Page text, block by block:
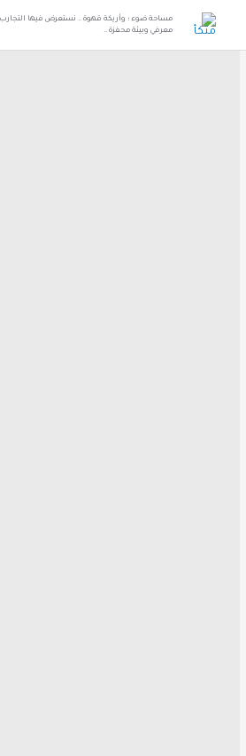
مساحة ضوء ؛ وأريكة قهوة .. نستعرض فيها
معرفي وبيئة محفزة ..